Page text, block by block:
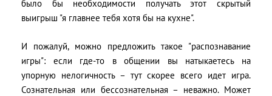
было бы необходимости получать этот скрытый
выигрыш "я главнее тебя хотя бы на кухне".
И пожалуй, можно предложить такое "распознавание
игры": если где-то в общении вы натыкаетесь на
упорную нелогичность – тут скорее всего идет игра.
Сознательная или бессознательная – неважно. Может